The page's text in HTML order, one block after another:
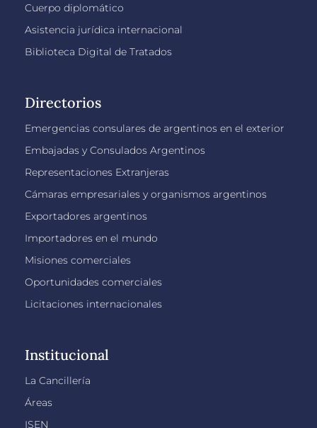
Cuerpo diplomático
Asistencia jurídica internacional
Biblioteca Digital de Tratados
Directorios
Emergencias consulares de argentinos en el exterior
Embajadas y Consulados Argentinos
Representaciones Extranjeras
Cámaras empresariales y organismos argentinos
Exportadores argentinos
Importadores en el mundo
Misiones comerciales
Oportunidades comerciales
Licitaciones internacionales
Institucional
La Cancillería
Áreas
ISEN